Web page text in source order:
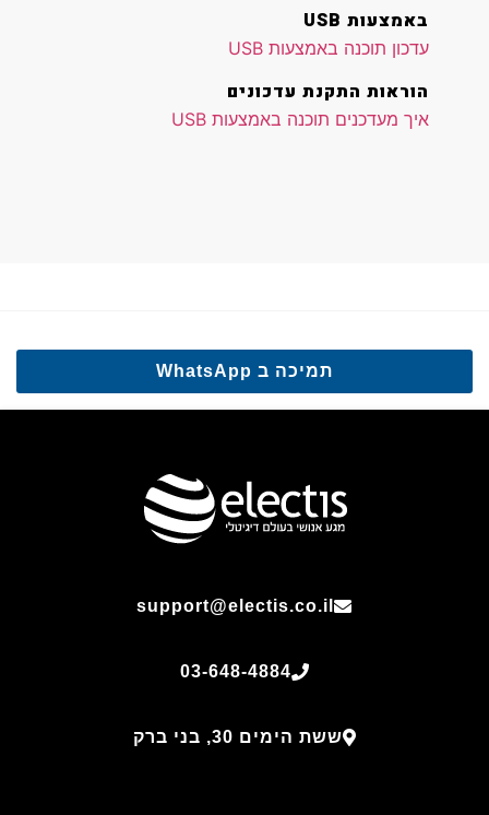
באמצעות USB
עדכון תוכנה באמצעות USB
הוראות התקנת עדכונים
איך מעדכנים תוכנה באמצעות USB
תמיכה ב WhatsApp
support@electis.co.il
03-648-4884
ששת הימים 30, בני ברק